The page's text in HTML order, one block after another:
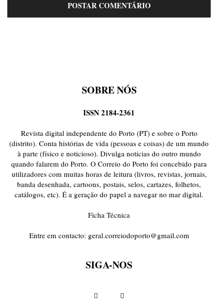
SOBRE NÓS
ISSN 2184-2361
Revista digital independente do Porto (PT) e sobre o Porto
(distrito). Conta histórias de vida (pessoas e coisas) de um mundo
à parte (físico e noticioso). Divulga notícias do outro mundo
quando falarem do Porto. O Correio do Porto foi concebido para
utilizadores com muitas horas de leitura (livros, revistas, jornais,
banda desenhada, cartoons, postais, selos, cartazes, folhetos,
catálogos, etc). É a geração do papel a navegar no mar digital.
Ficha Técnica
Entre em contacto: geral.correiodoporto@gmail.com
SIGA-NOS